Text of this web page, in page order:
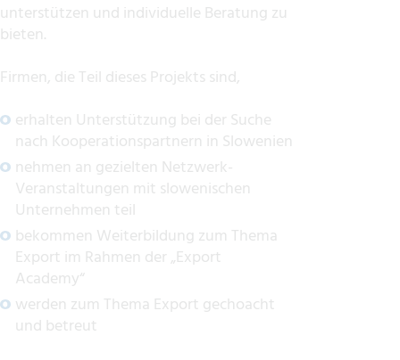
unterstützen und individuelle Beratung zu
bieten.
Firmen, die Teil dieses Projekts sind,
erhalten Unterstützung bei der Suche
nach Kooperationspartnern in Slowenien
nehmen an gezielten Netzwerk-
Veranstaltungen mit slowenischen
Unternehmen teil
bekommen Weiterbildung zum Thema
Export im Rahmen der „Export
Academy“
werden zum Thema Export gechoacht
und betreut